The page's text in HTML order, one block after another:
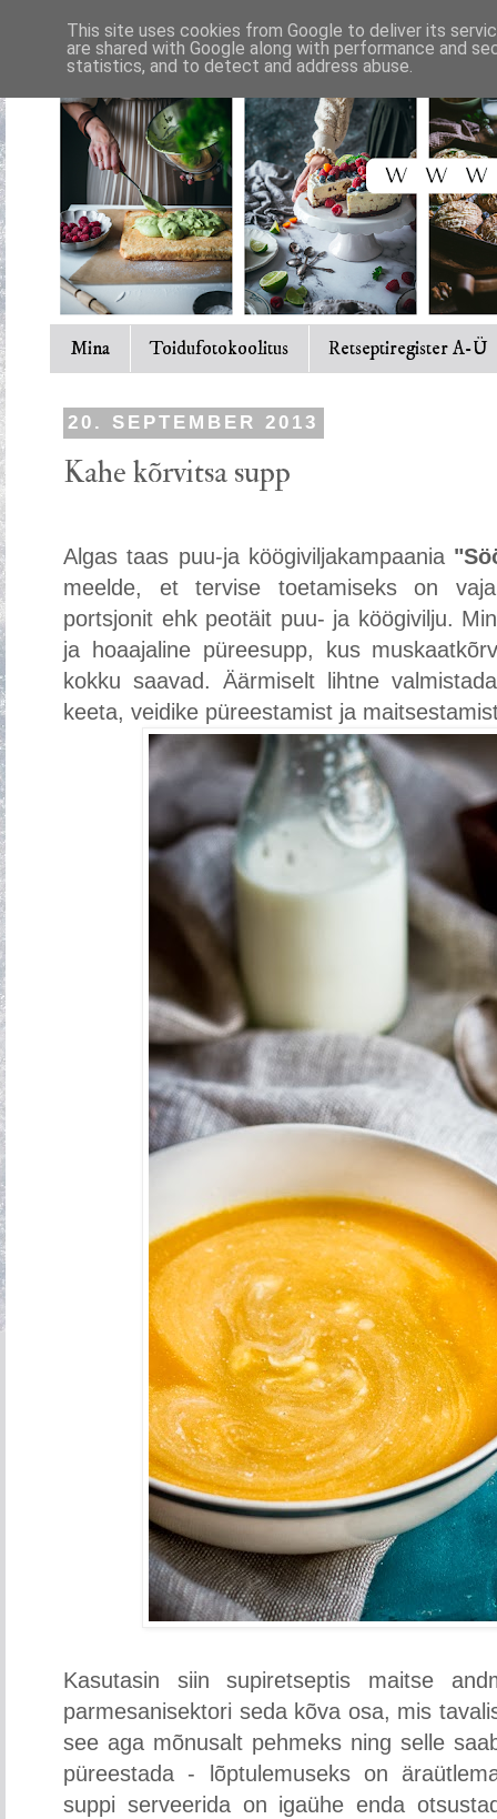
Mina Toidufotokoolitus Retseptiregister A-Ü
20. SEPTEMBER 2013
Kahe kõrvitsa supp
Algas taas puu-ja köögiviljakampaania
meelde, et tervise toetamiseks on
portsjonit ehk peotäit puu- ja köögivilju.
ja hoaajaline püreesupp, kus
kokku saavad. Äärmiselt lihtne
keeta, veidike püreestamist ja
Kasutasin siin supiretseptis maitse
parmesanisektori seda kõva osa, mis
see aga mõnusalt pehmeks ning selle
püreestada - lõptulemuseks on
suppi serveerida on igaühe enda
This site uses cookies from Google to deliver its
are shared with Google along with performance and
statistics, and to detect and address abuse.